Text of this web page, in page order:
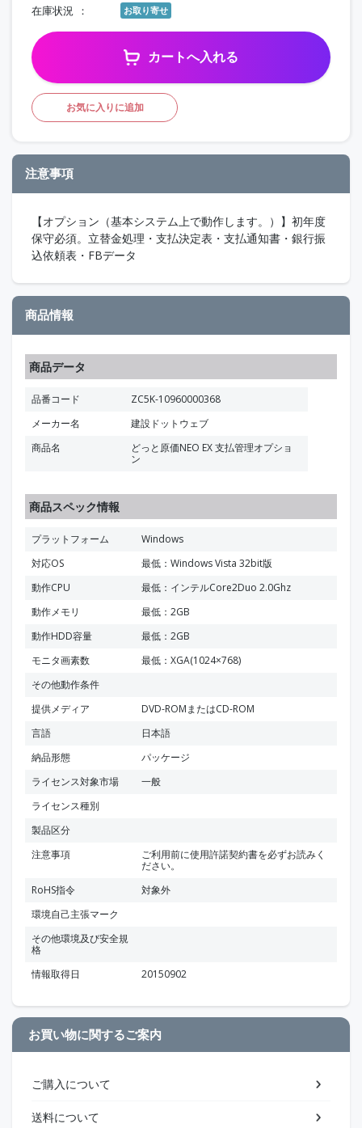
在庫状況 お取り寄せ
カートへ入れる
お気に入りに追加
注意事項
【オプション（基本システム上で動作します。）】初年度
保守必須。立替金処理・支払決定表・支払通知書・銀行振
込依頼表・FBデータ
商品情報
商品データ
品番コード
ZC5K-10960000368
メーカー名
建設ドットウェブ
商品名
どっと原価NEO EX 支払管理オプショ
ン
商品スペック情報
プラットフォーム
Windows
対応OS
最低：Windows Vista 32bit版
動作CPU
最低：インテルCore2Duo 2.0Ghz
動作メモリ
最低：2GB
動作HDD容量
最低：2GB
モニタ画素数
最低：XGA(1024×768)
その他動作条件
提供メディア
DVD-ROMまたはCD-ROM
言語
日本語
納品形態
パッケージ
ライセンス対象市場
一般
ライセンス種別
製品区分
注意事項
ご利用前に使用許諾契約書を必ずお読みく
ださい。
RoHS指令
対象外
環境自己主張マーク
その他環境及び安全規
格
情報取得日
20150902
お買い物に関するご案内
ご購入について
送料について